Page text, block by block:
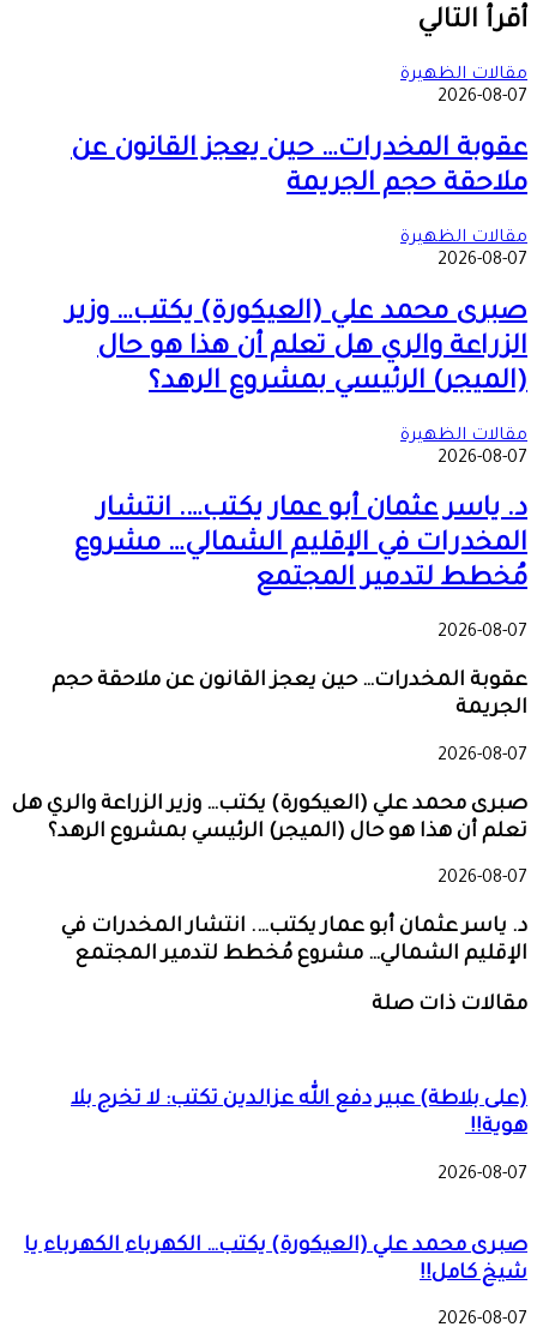
عبر
البريد
أقرأ التالي
مقالات الظهيرة
2026-08-07
عقوبة المخدرات… حين يعجز القانون عن
ملاحقة حجم الجريمة
مقالات الظهيرة
2026-08-07
صبرى محمد علي (العيكورة) يكتب… وزير
الزراعة والري هل تعلم أن هذا هو حال
(الميجر) الرئيسي بمشروع الرهد؟
مقالات الظهيرة
2026-08-07
د. ياسر عثمان أبو عمار يكتب…. انتشار
المخدرات في الإقليم الشمالي… مشروع
مُخطط لتدمير المجتمع
2026-08-07
عقوبة المخدرات… حين يعجز القانون عن ملاحقة حجم
الجريمة
2026-08-07
صبرى محمد علي (العيكورة) يكتب… وزير الزراعة والري هل
تعلم أن هذا هو حال (الميجر) الرئيسي بمشروع الرهد؟
2026-08-07
د. ياسر عثمان أبو عمار يكتب…. انتشار المخدرات في
الإقليم الشمالي… مشروع مُخطط لتدمير المجتمع
مقالات ذات صلة
(على بلاطة) عبير دفع الله عزالدين تكتب: لا تخرج بلا
هوية!!
2026-08-07
صبرى محمد علي (العيكورة) يكتب… الكهرباء الكهرباء يا
شيخ كامل!!
2026-08-07